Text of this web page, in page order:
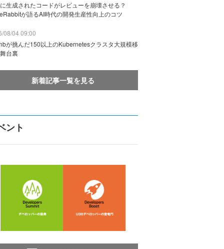
生成されたコードがレビューを崩壊させる？
が語るAI時代の開発生産性向上のコツ
08/04 09:00
が挑んだ150以上のKubernetesクラスタ大規模移
台裏
新着記事一覧を見る
ント